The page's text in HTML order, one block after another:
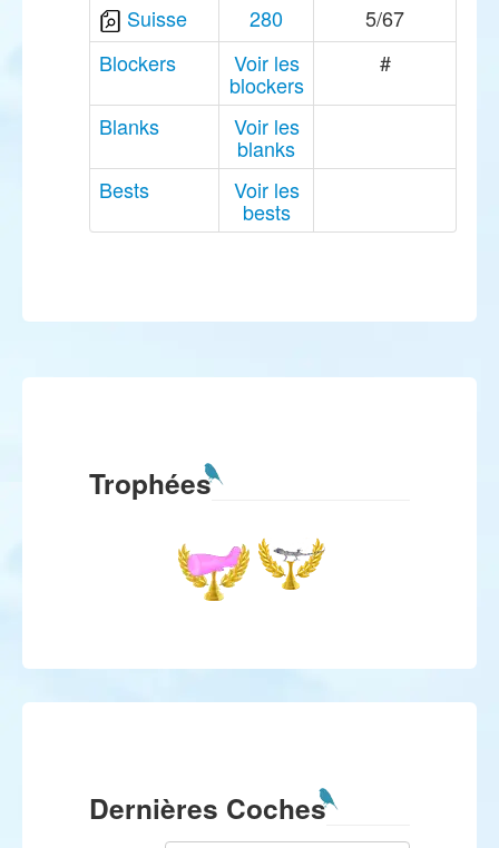
Suisse 280
5/67
Blockers
Voir les
blockers
#
Blanks Voir les
blanks
Bests
Voir les
bests
Trophées
Dernières Coches